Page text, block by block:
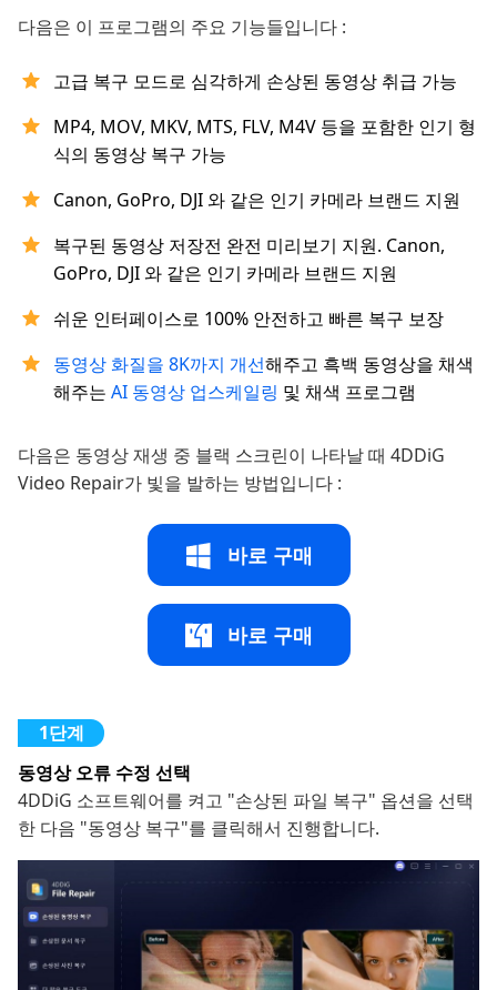
다음은 이 프로그램의 주요 기능들입니다 :
고급 복구 모드로 심각하게 손상된 동영상 취급 가능
MP4, MOV, MKV, MTS, FLV, M4V 등을 포함한 인기 형
식의 동영상 복구 가능
Canon, GoPro, DJI 와 같은 인기 카메라 브랜드 지원
복구된 동영상 저장전 완전 미리보기 지원. Canon,
GoPro, DJI 와 같은 인기 카메라 브랜드 지원
쉬운 인터페이스로 100% 안전하고 빠른 복구 보장
동영상 화질을 8K까지 개선해주고 흑백 동영상을 채색
해주는 AI 동영상 업스케일링 및 채색 프로그램
다음은 동영상 재생 중 블랙 스크린이 나타날 때 4DDiG
Video Repair가 빛을 발하는 방법입니다 :
바로 구매
바로 구매
동영상 오류 수정 선택
4DDiG 소프트웨어를 켜고 "손상된 파일 복구" 옵션을 선택
한 다음 "동영상 복구"를 클릭해서 진행합니다.